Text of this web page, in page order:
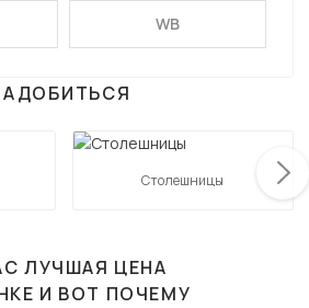
WB
Столешницы
ЛУЧШАЯ ЦЕНА
И ВОТ ПОЧЕМУ